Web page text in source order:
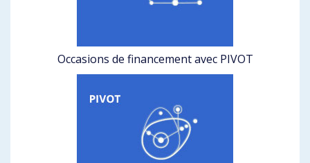
Occasions de financement avec PIVOT